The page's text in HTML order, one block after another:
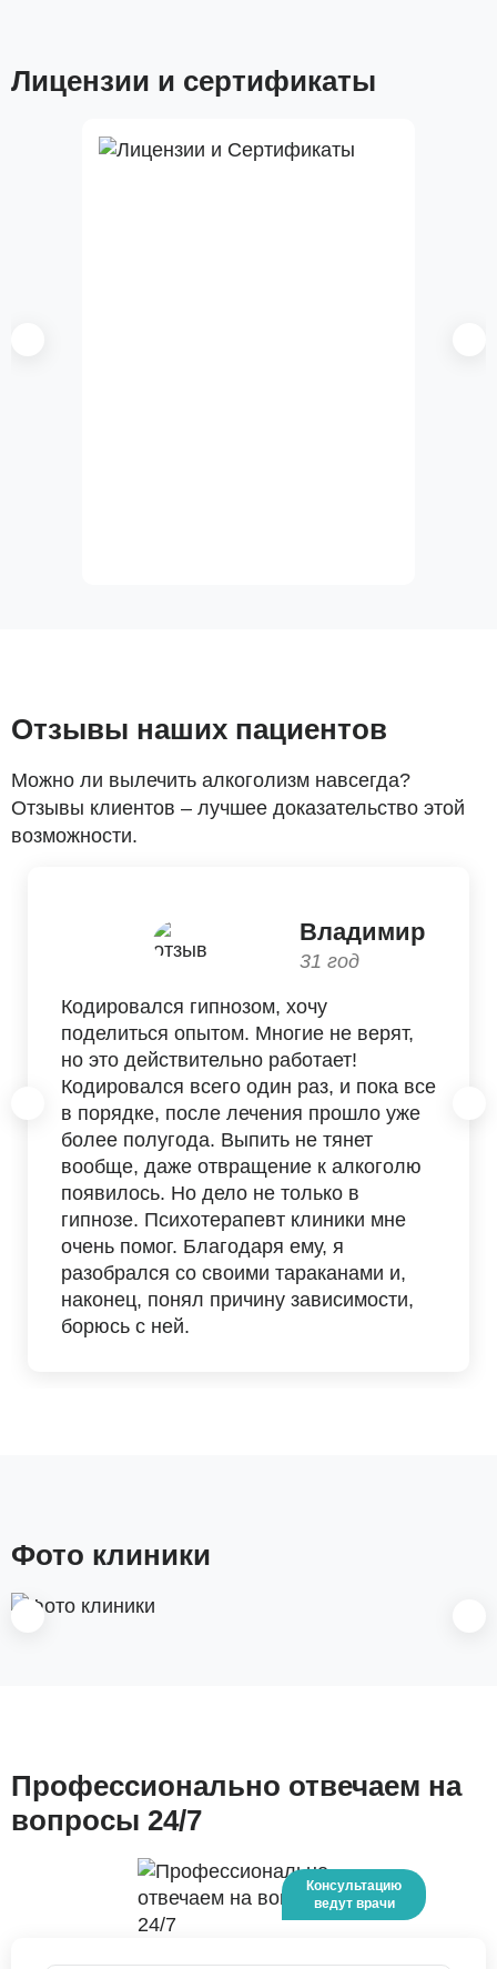
Лицензии и сертификаты
Отзывы наших пациентов
Можно ли вылечить алкоголизм навсегда?
Отзывы клиентов – лучшее доказательство этой
возможности.
Владимир
31 год
Кодировался гипнозом, хочу
поделиться опытом. Многие не верят,
но это действительно работает!
Кодировался всего один раз, и пока все
в порядке, после лечения прошло уже
более полугода. Выпить не тянет
вообще, даже отвращение к алкоголю
появилось. Но дело не только в
гипнозе. Психотерапевт клиники мне
очень помог. Благодаря ему, я
разобрался со своими тараканами и,
наконец, понял причину зависимости,
борюсь с ней.
Фото клиники
Профессионально отвечаем на
вопросы 24/7